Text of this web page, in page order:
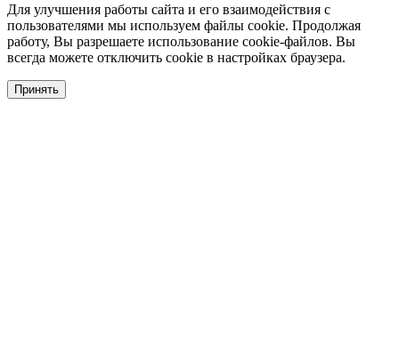
Для улучшения работы сайта и его взаимодействия с
пользователями мы используем файлы cookie. Продолжая
работу, Вы разрешаете использование cookie-файлов. Вы
всегда можете отключить cookie в настройках браузера.
Принять